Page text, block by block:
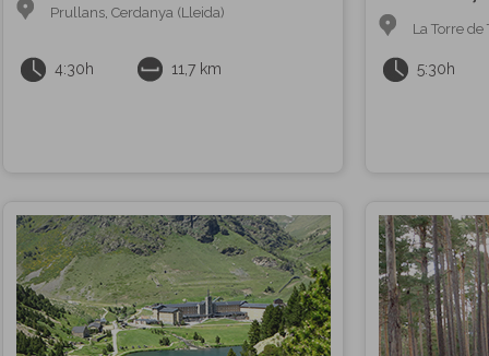
Prullans, Cerdanya (Lleida)
4:30h 11,7 km
La Torre
5:30h